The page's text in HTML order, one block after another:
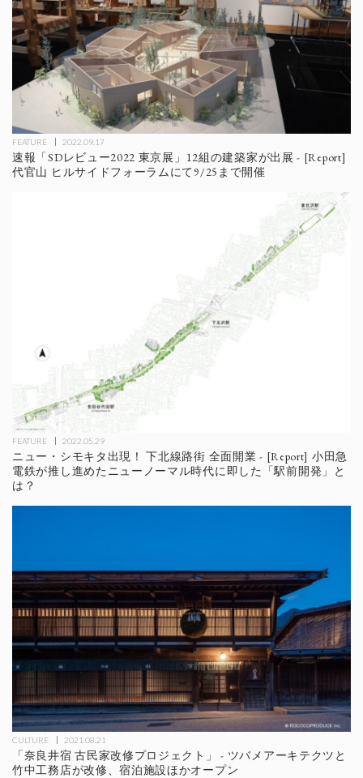
FEATURE 2022.09.17
速報「SDレビュー2022 東京展」12組の建築家が出展 - [Report]
代官山 ヒルサイドフォーラムにて9/25まで開催
FEATURE 2022.05.29
ニュー・シモキタ出現！ 下北線路街 全面開業 - [Report] 小田急
電鉄が推し進めたニューノーマル時代に即した「駅前開発」と
は？
CULTURE 2021.08.21
「奈良井宿 古⺠家改修プロジェクト」 - ツバメアーキテクツと
竹中工務店が改修、宿泊施設ほかオープン